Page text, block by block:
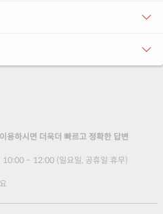
용하시면 더욱더 빠르고 정확한 답변
~ 12:00 (일요일, 공휴일 휴무)